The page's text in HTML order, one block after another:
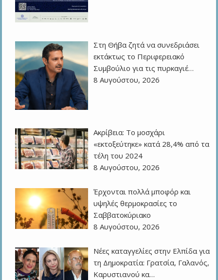
Στη Θήβα ζητά να συνεδριάσει
εκτάκτως το Περιφερειακό
Συμβούλιο για τις πυρκαγιέ…
8 Αυγούστου, 2026
Ακρίβεια: Το μοσχάρι
«εκτοξεύτηκε» κατά 28,4% από τα
τέλη του 2024
8 Αυγούστου, 2026
Έρχονται πολλά μποφόρ και
υψηλές θερμοκρασίες το
Σαββατοκύριακο
8 Αυγούστου, 2026
Νέες καταγγελίες στην Ελπίδα για
τη Δημοκρατία: Γρατσία, Γαλανός,
Καρυστιανού κα…